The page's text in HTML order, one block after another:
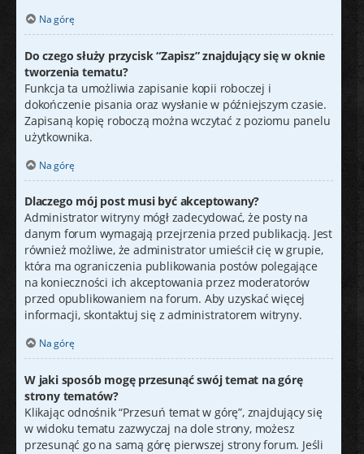
Na górę
Do czego służy przycisk “Zapisz” znajdujący się w oknie
tworzenia tematu?
Funkcja ta umożliwia zapisanie kopii roboczej i
dokończenie pisania oraz wysłanie w późniejszym czasie.
Zapisaną kopię roboczą można wczytać z poziomu panelu
użytkownika.
Na górę
Dlaczego mój post musi być akceptowany?
Administrator witryny mógł zadecydować, że posty na
danym forum wymagają przejrzenia przed publikacją. Jest
również możliwe, że administrator umieścił cię w grupie,
która ma ograniczenia publikowania postów polegające
na konieczności ich akceptowania przez moderatorów
przed opublikowaniem na forum. Aby uzyskać więcej
informacji, skontaktuj się z administratorem witryny.
Na górę
W jaki sposób mogę przesunąć swój temat na górę
strony tematów?
Klikając odnośnik “Przesuń temat w górę”, znajdujący się
w widoku tematu zazwyczaj na dole strony, możesz
przesunąć go na samą górę pierwszej strony forum. Jeśli